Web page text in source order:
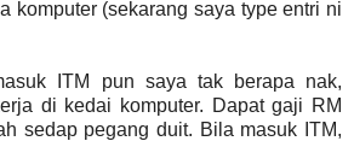
komputer (sekarang saya type entri ni
ITM pun saya tak berapa nak,
di kedai komputer. Dapat gaji RM
sedap pegang duit. Bila masuk ITM,